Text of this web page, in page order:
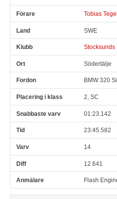
Tobias
SWE
Stocksunds
Södertälje
BMW 320
2, SC
01:23.142
23:45.582
14
12.641
Flash